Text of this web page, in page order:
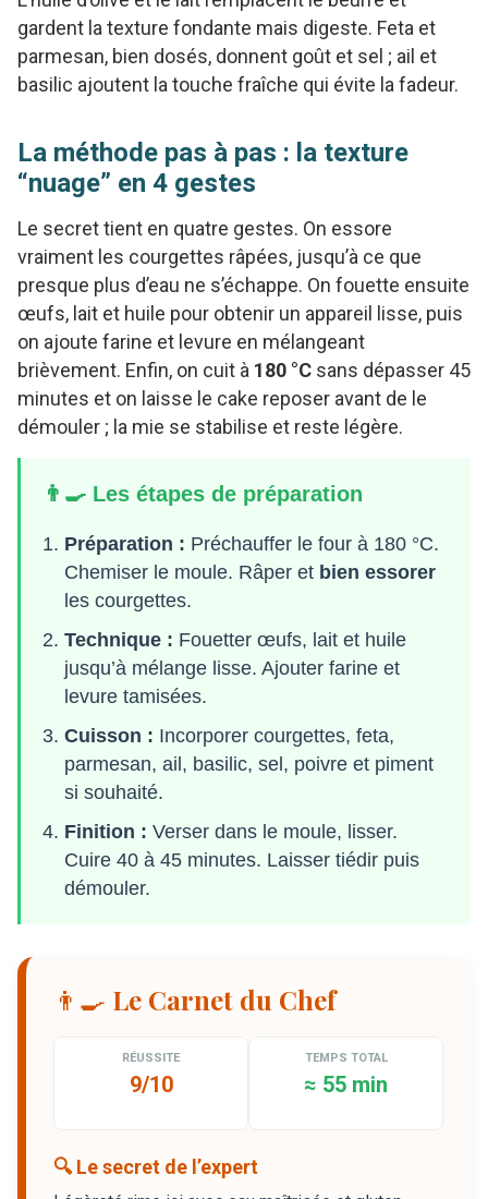
gardent la texture fondante mais digeste. Feta et
parmesan, bien dosés, donnent goût et sel ; ail et
basilic ajoutent la touche fraîche qui évite la fadeur.
La méthode pas à pas : la texture
“nuage” en 4 gestes
Le secret tient en quatre gestes. On essore
vraiment les courgettes râpées, jusqu’à ce que
presque plus d’eau ne s’échappe. On fouette ensuite
œufs, lait et huile pour obtenir un appareil lisse, puis
on ajoute farine et levure en mélangeant
brièvement. Enfin, on cuit à 180 °C sans dépasser 45
minutes et on laisse le cake reposer avant de le
démouler ; la mie se stabilise et reste légère.
👨‍🍳 Les étapes de préparation
Préparation : Préchauffer le four à 180 °C.
Chemiser le moule. Râper et bien essorer
les courgettes.
Technique : Fouetter œufs, lait et huile
jusqu’à mélange lisse. Ajouter farine et
levure tamisées.
Cuisson : Incorporer courgettes, feta,
parmesan, ail, basilic, sel, poivre et piment
si souhaité.
Finition : Verser dans le moule, lisser.
Cuire 40 à 45 minutes. Laisser tiédir puis
démouler.
👨‍🍳 Le Carnet du Chef
RÉUSSITE
9/10
TEMPS TOTAL
≈ 55 min
🔍 Le secret de l’expert